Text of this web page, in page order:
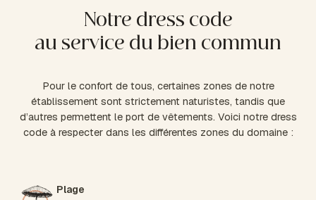
Notre dress code
au service du bien commun
Pour le confort de tous, certaines zones de notre
établissement sont strictement naturistes, tandis que
d’autres permettent le port de vêtements. Voici notre dress
code à respecter dans les différentes zones du domaine :
Plage